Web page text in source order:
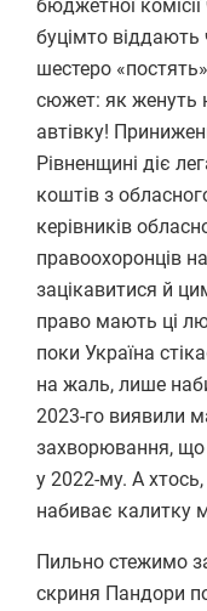
бюджетної
буцімто віддають
шестеро
сюжет: як женуть
автівку!
Рівненщині діє
коштів з
керівників
правоохоронців
зацікавитися й
право мають ці
поки Україна
на жаль, лише
2023-го виявили
захворювання, що
у 2022-му. А
набиває калитку
Пильно стежимо
скриня Пандори